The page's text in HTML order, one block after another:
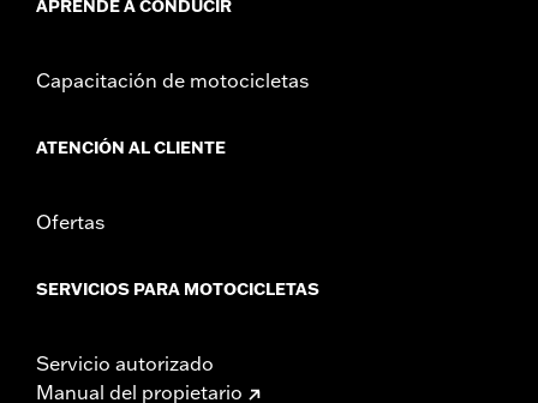
APRENDE A CONDUCIR
Capacitación de motocicletas
ATENCIÓN AL CLIENTE
Ofertas
SERVICIOS PARA MOTOCICLETAS
Servicio autorizado
Manual del propietario